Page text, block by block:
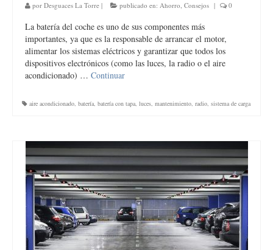
por Desguaces La Torre | publicado en: Ahorro, Consejos | 0
La batería del coche es uno de sus componentes más
importantes, ya que es la responsable de arrancar el motor,
alimentar los sistemas eléctricos y garantizar que todos los
dispositivos electrónicos (como las luces, la radio o el aire
acondicionado) … Continuar
aire acondicionado, batería, batería con tapa, luces, mantenimiento, radio, sistema de carga